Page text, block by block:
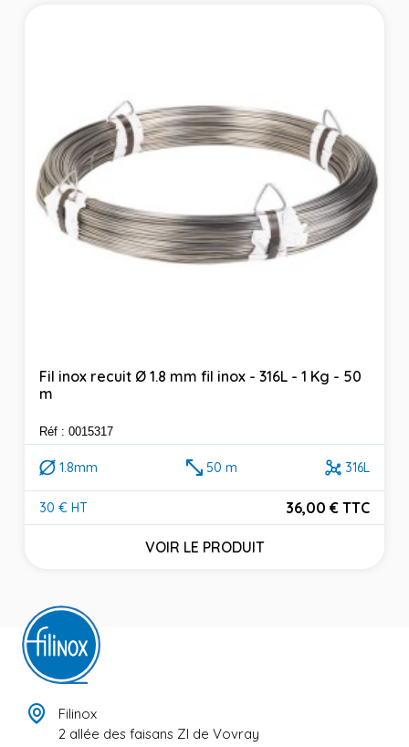
Fil inox recuit Ø 1.8 mm fil inox - 316L - 1 Kg - 50
m
Réf : 0015317
1.8mm 50 m 316L
30 € HT
Prix
36,00 € TTC
VOIR LE PRODUIT
Filinox
2 allée des faisans ZI de Vovray